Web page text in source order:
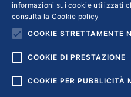
← 1 2
informazioni sui cookie utilizzati
consulta la Cookie policy
COOKIE STRETTAMENTE
COOKIE DI PRESTAZIONE
COOKIE PER PUBBLICITÀ